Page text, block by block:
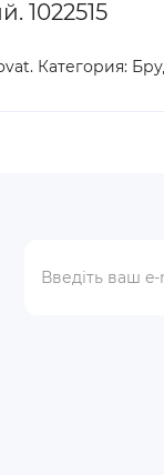
1022515
Категория: